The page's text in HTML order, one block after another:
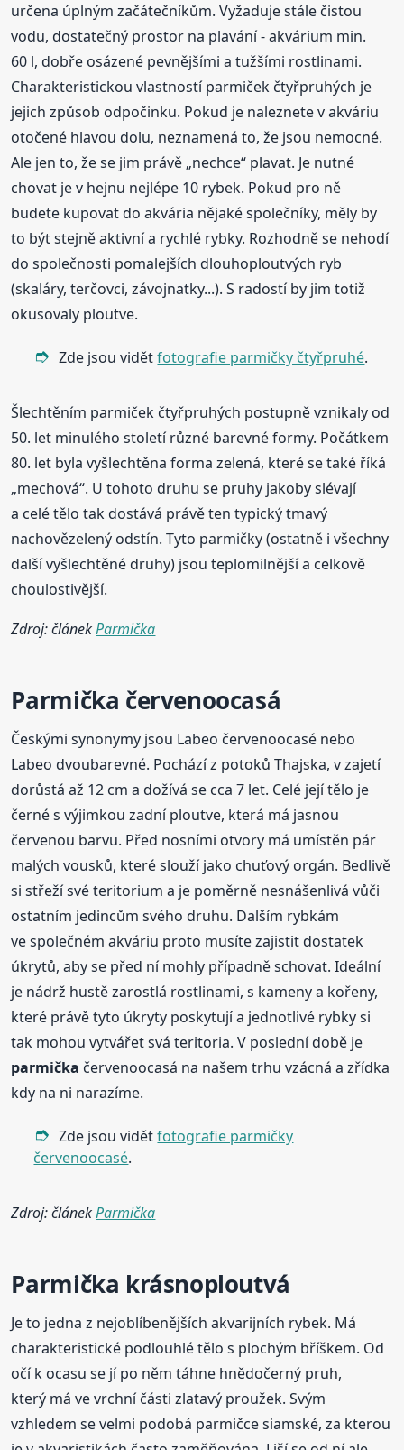
určena úplným začátečníkům. Vyžaduje stále čistou
vodu, dostatečný prostor na plavání - akvárium min.
60 l, dobře osázené pevnějšími a tužšími rostlinami.
Charakteristickou vlastností parmiček čtyřpruhých je
jejich způsob odpočinku. Pokud je naleznete v akváriu
otočené hlavou dolu, neznamená to, že jsou nemocné.
Ale jen to, že se jim právě „nechce“ plavat. Je nutné
chovat je v hejnu nejlépe 10 rybek. Pokud pro ně
budete kupovat do akvária nějaké společníky, měly by
to být stejně aktivní a rychlé rybky. Rozhodně se nehodí
do společnosti pomalejších dlouhoploutvých ryb
(skaláry, terčovci, závojnatky...). S radostí by jim totiž
okusovaly ploutve.
Zde jsou vidětfotografie parmičky čtyřpruhé.
Šlechtěním parmiček čtyřpruhých postupně vznikaly od
50. let minulého století různé barevné formy. Počátkem
80. let byla vyšlechtěna forma zelená, které se také říká
„mechová“. U tohoto druhu se pruhy jakoby slévají
a celé tělo tak dostává právě ten typický tmavý
nachovězelený odstín. Tyto parmičky (ostatně i všechny
další vyšlechtěné druhy) jsou teplomilnější a celkově
choulostivější.
Zdroj: článekParmička
Parmička červenoocasá
Českými synonymy jsou Labeo červenoocasé nebo
Labeo dvoubarevné. Pochází z potoků Thajska, v zajetí
dorůstá až 12 cm a dožívá se cca 7 let. Celé její tělo je
černé s výjimkou zadní ploutve, která má jasnou
červenou barvu. Před nosními otvory má umístěn pár
malých vousků, které slouží jako chuťový orgán. Bedlivě
si střeží své teritorium a je poměrně nesnášenlivá vůči
ostatním jedincům svého druhu. Dalším rybkám
ve společném akváriu proto musíte zajistit dostatek
úkrytů, aby se před ní mohly případně schovat. Ideální
je nádrž hustě zarostlá rostlinami, s kameny a kořeny,
které právě tyto úkryty poskytují a jednotlivé rybky si
tak mohou vytvářet svá teritoria. V poslední době je
parmička červenoocasá na našem trhu vzácná a zřídka
kdy na ni narazíme.
Zde jsou vidětfotografie parmičky
červenoocasé.
Zdroj: článekParmička
Parmička krásnoploutvá
Je to jedna z nejoblíbenějších akvarijních rybek. Má
charakteristické podlouhlé tělo s plochým bříškem. Od
očí k ocasu se jí po něm táhne hnědočerný pruh,
který má ve vrchní části zlatavý proužek. Svým
vzhledem se velmi podobá parmičce siamské, za kterou